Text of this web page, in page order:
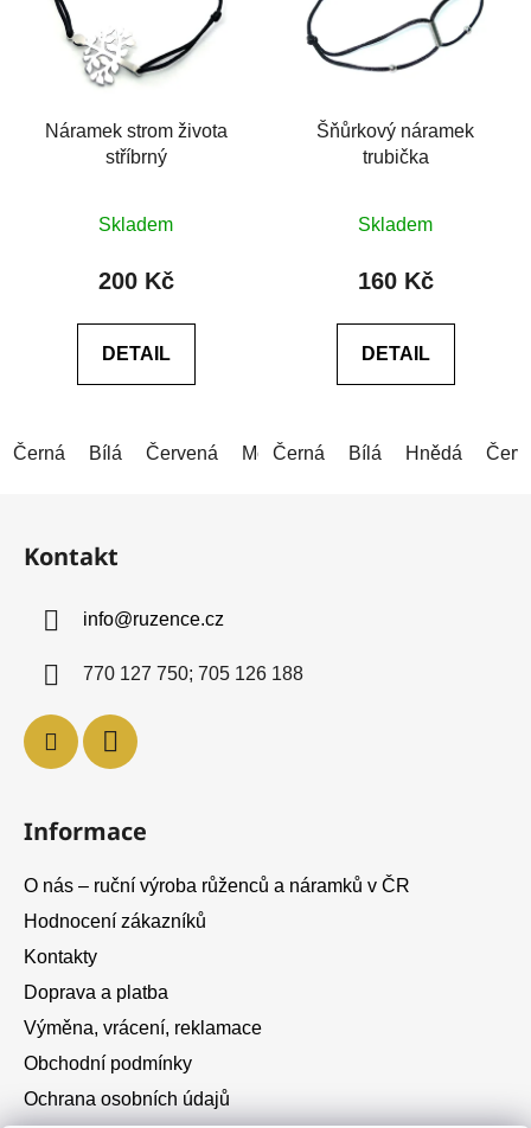
Náramek strom života
stříbrný
Skladem
200 Kč
DETAIL
Černá Bílá Červená Modrá Šedá Růžová
Šňůrkový náramek
trubička
hodnocení
produktu
z
Skladem
160 Kč
DETAIL
Černá Bílá Hnědá
Kontakt
info@ruzence.cz
770 127 750; 705 126 188
Informace
O nás – ruční výroba růženců a náramků v ČR
Hodnocení zákazníků
Kontakty
Doprava a platba
Výměna, vrácení, reklamace
Obchodní podmínky
Ochrana osobních údajů